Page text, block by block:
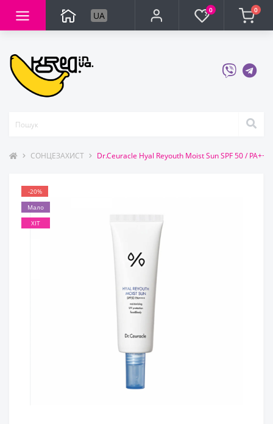
UA 0 0
СОНЦЕЗАХИСТ Dr.Ceuracle Hyal Reyouth Moist Sun SPF 50 /
-20%
Мало
ХІТ